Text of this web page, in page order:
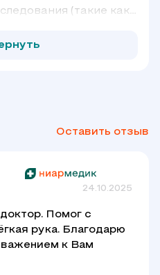
(такие как
для
абсцессов и
процесс их
Даю рекомендации по
заболеваний,
и питания. Если же
более сложной
Оставить отзыв
24.10.2025
Помог с
Благодарю
к Вам